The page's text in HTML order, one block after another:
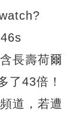
長壽荷爾
了43倍！
道，若遭